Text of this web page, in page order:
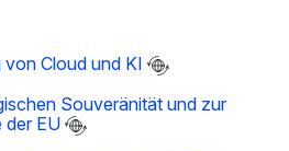
Cloud und KI
Souveränität und zur
EU